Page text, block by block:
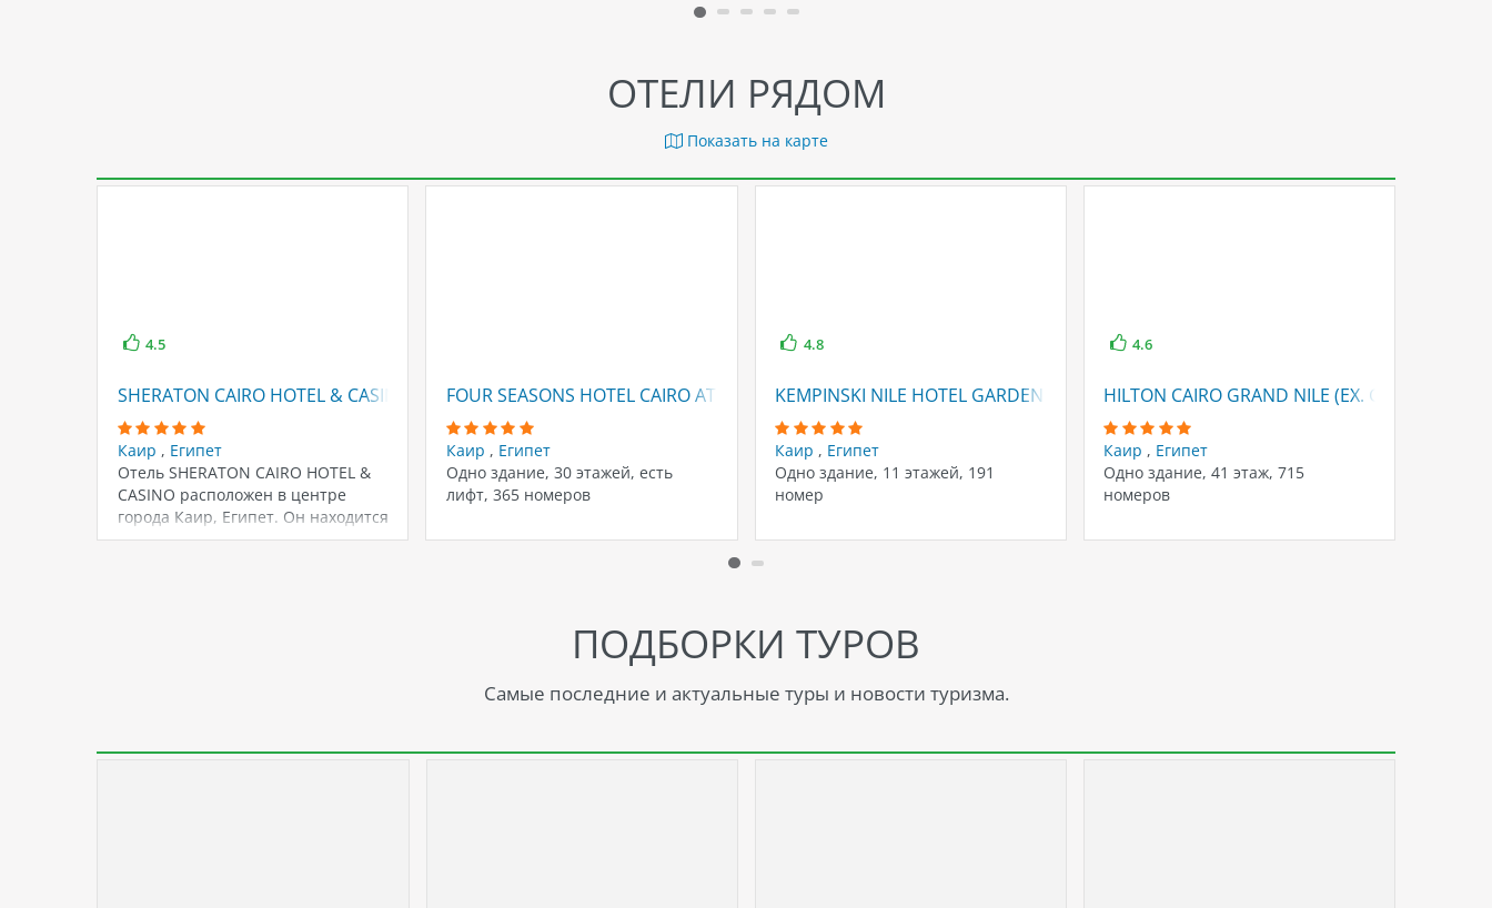
ОТЕЛИ РЯДОМ
Показать на карте
4.5
SHERATON CAIRO HOTEL & CASINO
Каир , Египет
Отель SHERATON CAIRO HOTEL &
CASINO расположен в центре
города Каир, Египет. Он находится
всего…
FOUR SEASONS HOTEL CAIRO AT NILE PLAZA
Каир , Египет
Одно здание, 30 этажей, есть
лифт, 365 номеров
4.8
KEMPINSKI NILE HOTEL GARDEN CITY CAIRO
Каир , Египет
Одно здание, 11 этажей, 191
номер
4.6
HILTON CAIRO GRAND NILE (EX. GRAND NILE
Каир , Египет
Одно здание, 41 этаж, 715
номеров
ПОДБОРКИ ТУРОВ
Самые последние и актуальные туры и новости туризма.